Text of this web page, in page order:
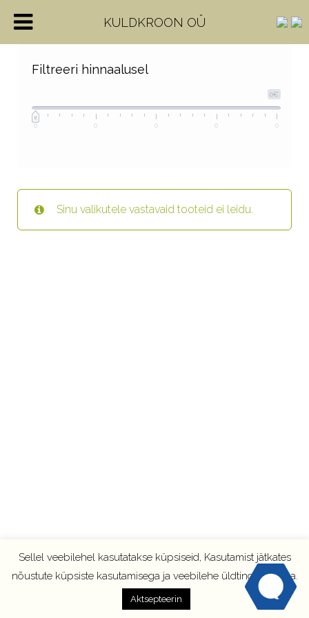
Filtreeri hinnaalusel
0€
0 0 0 0 0
Sinu valikutele vastavaid tooteid ei leidu.
Sellel veebilehel kasutatakse küpsiseid, Kasutamist jätkates
nõustute küpsiste kasutamisega ja veebilehe üldtingimustega.
Aktsepteerin
KULDKROON OÜ